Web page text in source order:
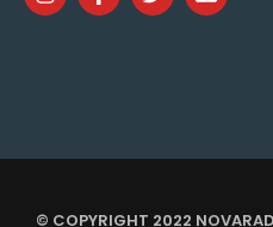
© COPYRIGHT 2022